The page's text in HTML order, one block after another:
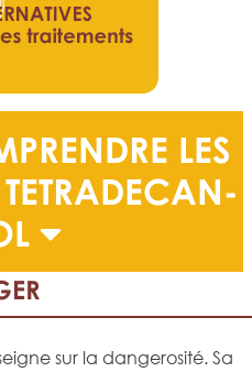
LES
sur la dangerosité. Sa